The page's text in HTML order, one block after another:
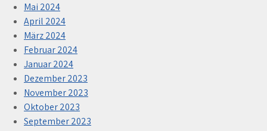
Mai 2024
April 2024
März 2024
Februar 2024
Januar 2024
Dezember 2023
November 2023
Oktober 2023
September 2023